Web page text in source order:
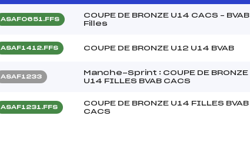
ASAF0651.FFS
COUPE DE BRONZE U14 CACS – BVAB
Filles
ASAF1412.FFS COUPE DE BRONZE U12 U14 BVAB
ASAF1233
Manche-Sprint : COUPE DE BRONZE
U14 FILLES BVAB CACS
ASAF1231.FFS
COUPE DE BRONZE U14 FILLES BVAB
CACS